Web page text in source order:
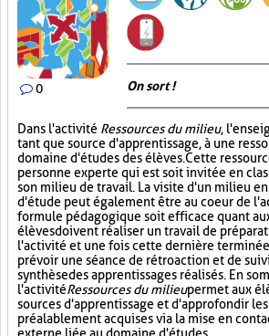
0 On sort !
Dans l'activité Ressources du milieu,
tant que source d'apprentissage, à une
domaine d'études des élèves. Cette
personne experte qui est soit invitée en
son milieu de travail. La visite d'un milieu
d'étude peut également être au coeur de
formule pédagogique soit efficace quant
élèves doivent réaliser un travail de
l'activité et une fois cette dernière
prévoir une séance de rétroaction et de
synthèse des apprentissages réalisés. En
l'activitéRessources du milieupermet aux
sources d'apprentissage et d'approfondir
préalablement acquises via la mise en